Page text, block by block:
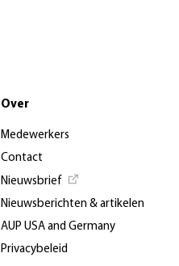
Over
Medewerkers
Contact
Nieuwsbrief
Nieuwsberichten & artikelen
AUP USA and Germany
Privacybeleid